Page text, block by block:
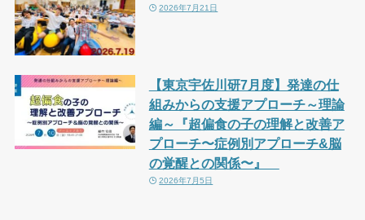
2026年7月21日
【東京宇佐川研7月度】発達の仕
組みからの支援アプローチ～理論
編～『超偏食の子の理解と改善ア
プローチ〜症例別アプローチ&脳
の覚醒との関係〜』
2026年7月5日